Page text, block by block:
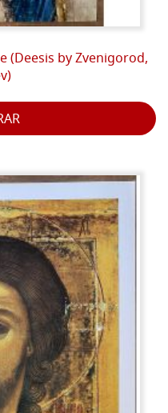
(Deesis by Zvenigorod,